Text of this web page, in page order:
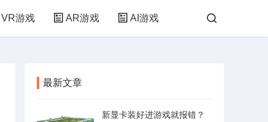
VR游戏 AR游戏 AI游戏
最新文章
新显卡装好进游戏就报错？